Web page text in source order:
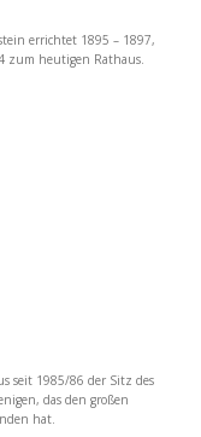
errichtet 1895 – 1897,
zum heutigen Rathaus.
seit 1985/86 der Sitz des
das den großen
hat.